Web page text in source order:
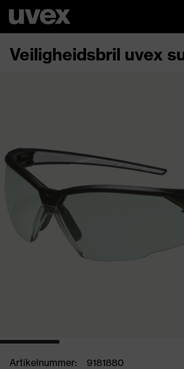
Veiligheidsbril uvex
Artikelnummer:
9181880